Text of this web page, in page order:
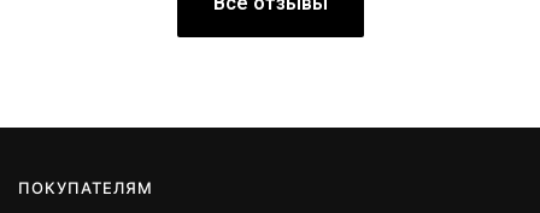
ПОКУПАТЕЛЯМ